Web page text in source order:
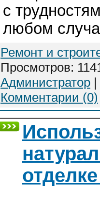
с
любом
Ремонт и
Просмотров:
Администратор
Комментарии (0)